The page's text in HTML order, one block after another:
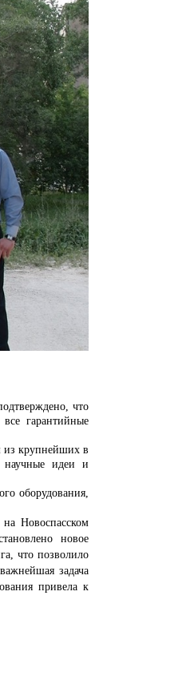
что
гарантийные
крупнейших в
научные идеи и
оборудования,
Новоспасском
новое
что позволило
задача
привела к